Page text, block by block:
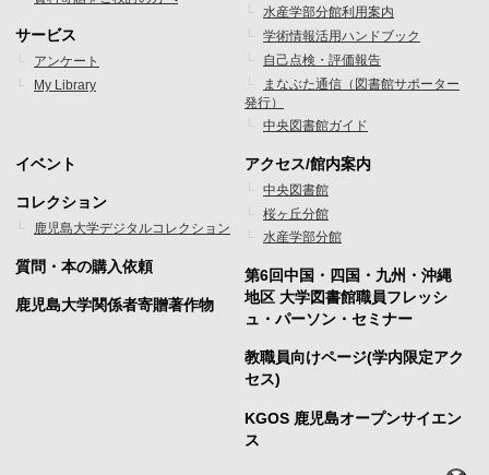
メ
ニ
ュ
1
サービス
アンケート
My Library
メ
ニ
ュ
ー
2
水産学部分館利用案内
学術情報活用ハンドブック
自己点検・評価報告
まなぶた通信（図書館サポーター
発行）
中央図書館ガイド
フ
ッ
タ
ー
イベント
コレクション
鹿児島大学デジタルコレクション
質問・本の購入依頼
鹿児島大学関係者寄贈著作物
フ
ッ
タ
ー
メ
ニ
ュ
ー
アクセス/館内案内
中央図書館
桜ヶ丘分館
水産学部分館
第6回中国・四国・九州・沖縄
地区 大学図書館職員フレッシ
ュ・パーソン・セミナー
教職員向けページ(学内限定アク
セス)
KGOS 鹿児島オープンサイエン
ス